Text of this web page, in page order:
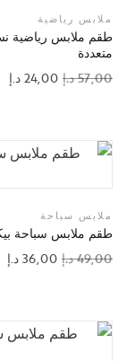
ملابس رياضية
طقم ملابس رياضية
متعددة
57,00د.إ 24,00د.إ
ملابس سباحة
طقم ملابس سباحة
49,00د.إ 36,00د.إ